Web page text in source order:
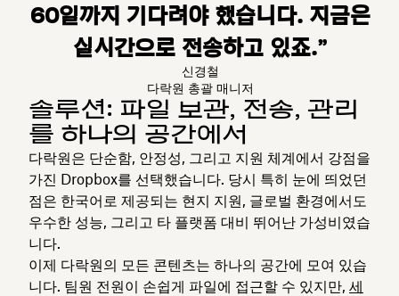
60일까지 기다려야 했습니다. 지금은
실시간으로 전송하고 있죠.”
신경철
다락원 총괄 매니저
솔루션: 파일 보관, 전송, 관리
를 하나의 공간에서
다락원은 단순함, 안정성, 그리고 지원 체계에서 강점을
가진 Dropbox를 선택했습니다. 당시 특히 눈에 띄었던
점은 한국어로 제공되는 현지 지원, 글로벌 환경에서도
우수한 성능, 그리고 타 플랫폼 대비 뛰어난 가성비였습
니다.
이제 다락원의 모든 콘텐츠는 하나의 공간에 모여 있습
니다. 팀원 전원이 손쉽게 파일에 접근할 수 있지만, 세